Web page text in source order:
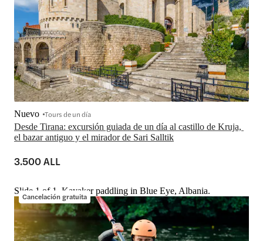
Desde Tirana: excursión guiada de un día al castillo de Kruja,
el bazar antiguo y el mirador de Sari Salltik
Nuevo Tours de un día
3.500 ALL
Cancelación gratuita
Slide 1 of 1, Kayaker paddling in Blue Eye, Albania.